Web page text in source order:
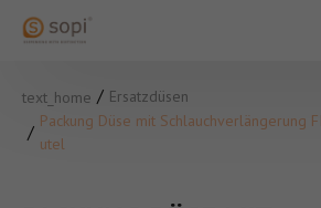
text_home
Ersatzdüsen
Packung Düse mit Schlauchverlängerung
utel